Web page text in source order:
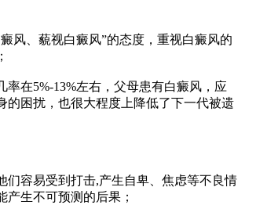
、藐视白癜风”的态度，重视白癜风的
在5%-13%左右，父母患有白癜风，应
的困扰，也很大程度上降低了下一代被遗
容易受到打击,产生自卑、焦虑等不良情
生不可预测的后果；